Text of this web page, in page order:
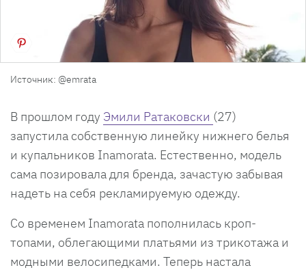
Источник: @emrata
В прошлом году Эмили Ратаковски (27)
запустила собственную линейку нижнего белья
и купальников Inamorata. Естественно, модель
сама позировала для бренда, зачастую забывая
надеть на себя рекламируемую одежду.
Со временем Inamorata пополнилась кроп-
топами, облегающими платьями из трикотажа и
модными велосипедками. Теперь настала